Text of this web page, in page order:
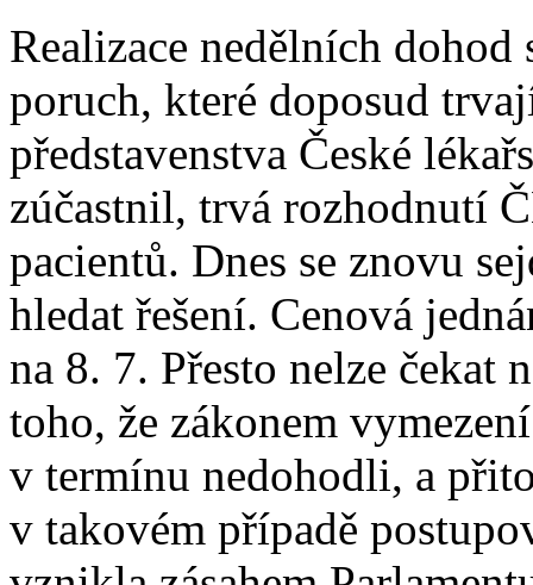
Realizace nedělních dohod
poruch, které doposud
představenstva České
zúčastnil, trvá rozhodnutí
pacientů. Dnes se znovu
hledat řešení. Cenová
na 8. 7. Přesto nelze čekat
toho, že zákonem
v termínu nedohodli, a
v takovém případě